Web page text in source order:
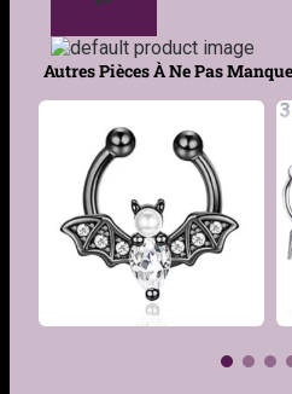
Autres Pièces À Ne Pas